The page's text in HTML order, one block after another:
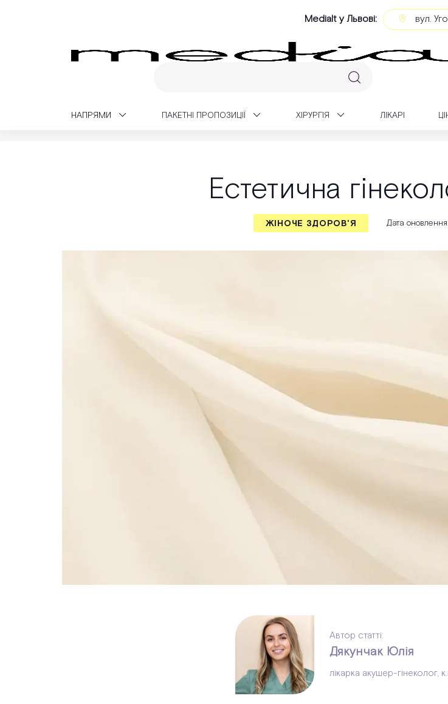
Medialt у Львові: вул.
НАПРЯМИ ПАКЕТНІ ПРОПОЗИЦІЇ XІРУРГІЯ ЛІКАРІ
Естетична
ЖІНОЧЕ ЗДОРОВ'Я Дата
Автор статті:
Дякунчак Юлія
лікарка акушер-гінеколог,